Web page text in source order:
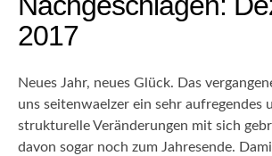
2017
Neues Jahr, neues Glück. Das
uns seitenwaelzer ein sehr aufregendes
strukturelle Veränderungen mit sich
davon sogar noch zum Jahresende.